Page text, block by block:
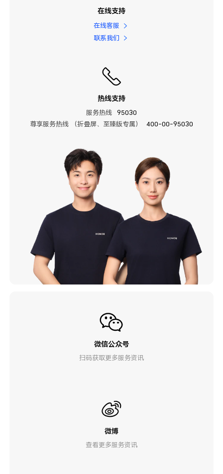
在线支持
在线客服
联系我们
热线支持
服务热线
95030
尊享服务热线 （折叠屏、至臻版专属）
400-00-95030
微信公众号
扫码获取更多服务资讯
微博
查看更多服务资讯